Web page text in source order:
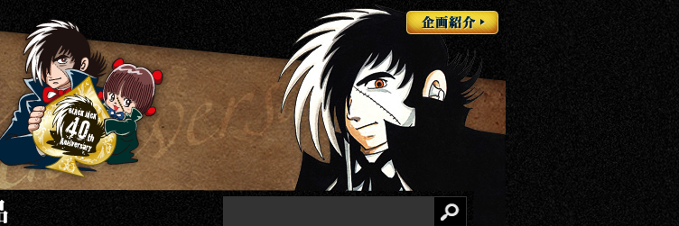
企画紹介